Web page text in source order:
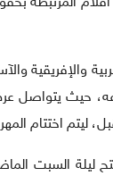
والإفريقية
حيث يتواصل
ليتم اختتام
ليلة السبت